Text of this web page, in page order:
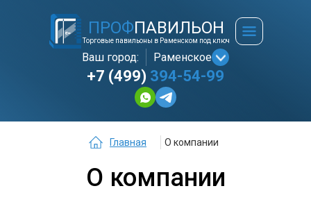
ПРОФПАВИЛЬОН
Торговые павильоны в Раменском под ключ
Ваш город: Раменское
+7 (499) 394-54-99
Главная О компании
О компании